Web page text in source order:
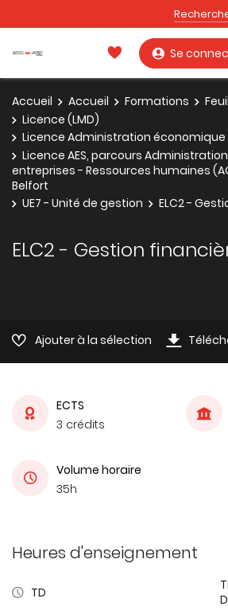
Se
Accueil Accueil Formations
Licence (LMD)
Licence Administration économique
Licence AES, parcours
entreprises - Ressources humaines
Belfort
UE7 - Unité de gestion
ELC2 -
ELC2 - Gestion
Ajouter à la sélection
ECTS
3 crédits
Volume horaire
35h
Heures d'enseignement
TD